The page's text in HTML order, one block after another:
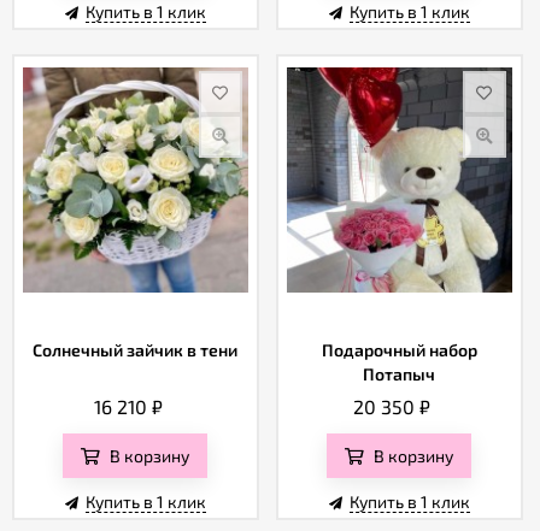
Купить в 1 клик Купить в 1 клик
Солнечный зайчик в тени
16 210 ₽
В корзину
Купить в 1 клик
Подарочный набор
Потапыч
20 350₽
В корзину
Купить в 1 клик